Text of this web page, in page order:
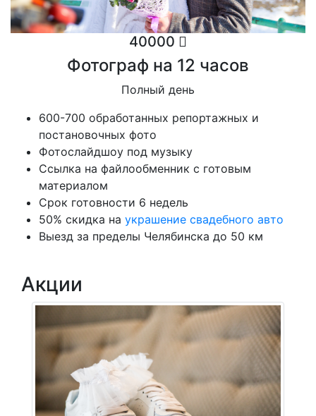
40000
Фотограф на 12 часов
Полный день
600-700 обработанных репортажных и
постановочных фото
Фотослайдшоу под музыку
Ссылка на файлообменник с готовым
материалом
Срок готовности 6 недель
50% скидка на украшение свадебного авто
Выезд за пределы Челябинска до 50 км
Акции